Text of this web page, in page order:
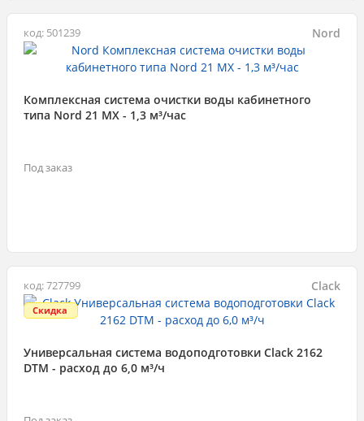
код: 501239 Nord
Комплексная система очистки воды кабинетного
типа Nord 21 MX - 1,3 м³/час
Под заказ
код: 727799 Clack
Скидка
Универсальная система водоподготовки Clack 2162
DTM - расход до 6,0 м³/ч